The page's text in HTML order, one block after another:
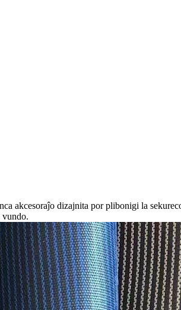
akcesoraĵo dizajnita por plibonigi la
vundo.